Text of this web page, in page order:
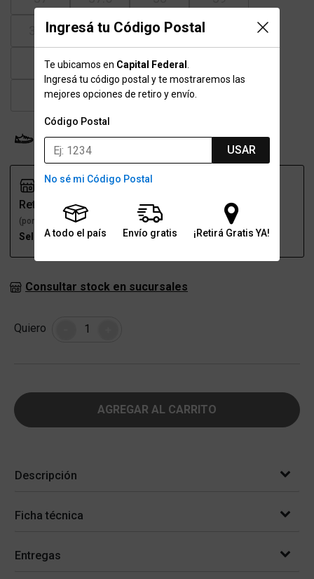
Ingresá tu Código Postal
Te ubicamos en Capital Federal
Ingresá tu código postal y te mostraremos las
mejores opciones de retiro y envío.
Código Postal
USAR
No sé mi Código Postal
A todo el país Envío gratis ¡Retirá Gratis YA!
39.5 40 41
42 43 43.5
45 45.5 46
Probador Virtual Tabla de talles
Retiro
(por una sucursal)
Seleccioná talle Seleccioná talle
Consultar stock en sucursales
Quiero Cantidad
AGREGAR AL CARRITO
Descripción
Ficha técnica
Entregas